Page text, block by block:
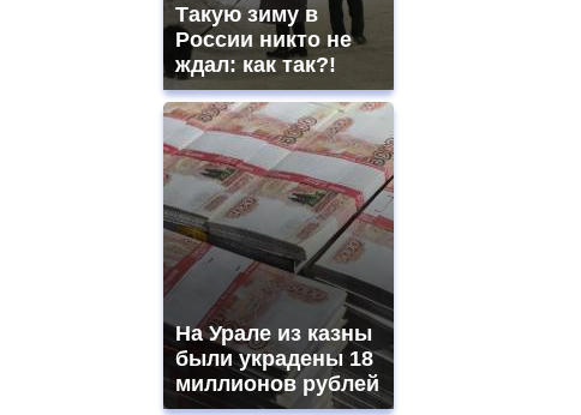
Такую зиму в
России никто не
ждал: как так?!
На Урале из казны
были украдены 18
миллионов рублей